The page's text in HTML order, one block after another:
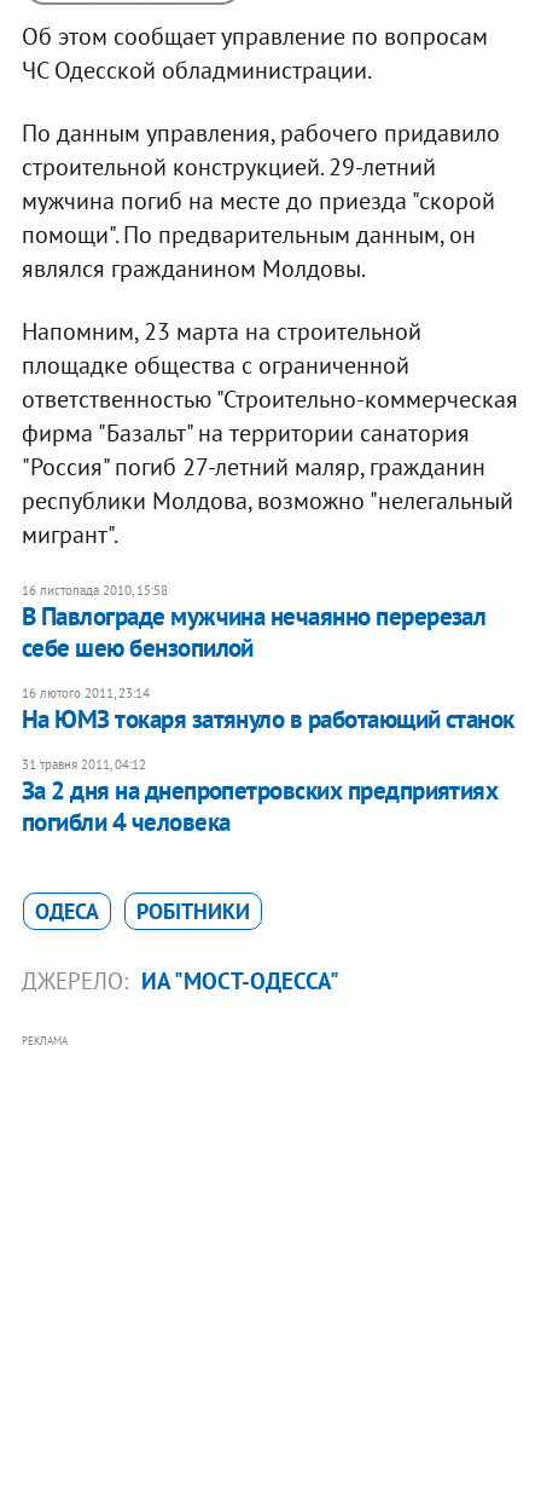
Об этом сообщает управление по вопросам
ЧС Одесской обладминистрации.
По данным управления, рабочего придавило
строительной конструкцией. 29-летний
мужчина погиб на месте до приезда "скорой
помощи". По предварительным данным, он
являлся гражданином Молдовы.
Напомним, 23 марта на строительной
площадке общества с ограниченной
ответственностью "Строительно-коммерческая
фирма "Базальт" на территории санатория
"Россия" погиб 27-летний маляр, гражданин
республики Молдова, возможно "нелегальный
мигрант".
16 листопада 2010, 15:58
В Павлограде мужчина нечаянно перерезал
себе шею бензопилой
16 лютого 2011, 23:14
На ЮМЗ токаря затянуло в работающий станок
31 травня 2011, 04:12
За 2 дня на днепропетровских предприятиях
погибли 4 человека
ОДЕСА РОБІТНИКИ
ДЖЕРЕЛО: ИА "МОСТ-ОДЕССА"
РЕКЛАМА